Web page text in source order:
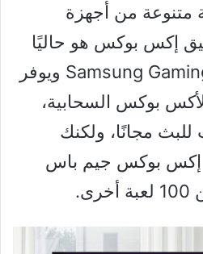
متنوعة من أجهزة
إكس بوكس هو حاليًا
حصري لـ Samsung Gaming TV Hub ويوفر
بوكس السحابية،
للبث مجانًا، ولكنك
إكس بوكس جيم باس